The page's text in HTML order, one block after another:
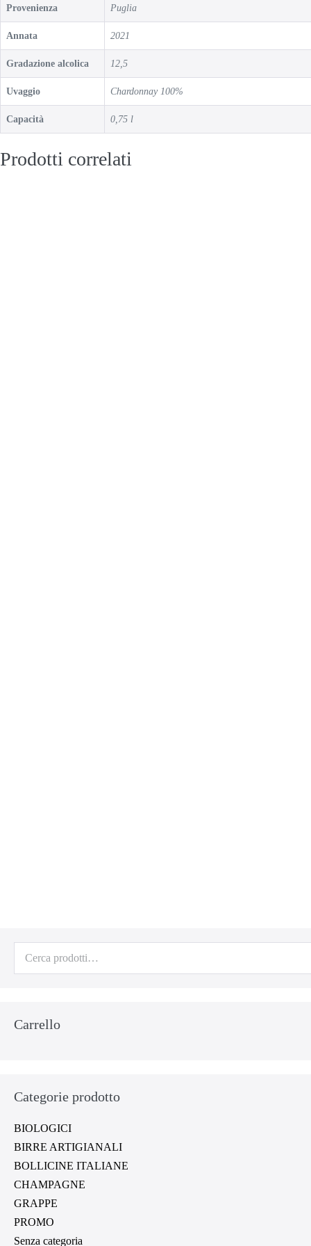
Provenienza Puglia
Annata 2021
Gradazione alcolica 12,5
Uvaggio Chardonnay 100%
Capacità 0,75 l
Prodotti correlati
Carrello
Categorie prodotto
BIOLOGICI
BIRRE ARTIGIANALI
BOLLICINE ITALIANE
CHAMPAGNE
GRAPPE
PROMO
Senza categoria